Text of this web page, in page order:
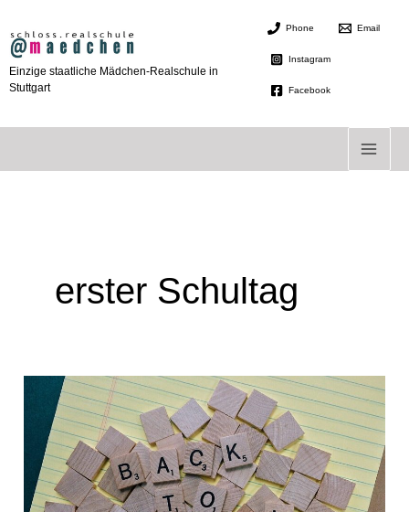
Inhalt
springen
Einzige staatliche Mädchen-Realschule in
Stuttgart
Phone Email
Instagram
Facebook
erster Schultag
wieder
los!